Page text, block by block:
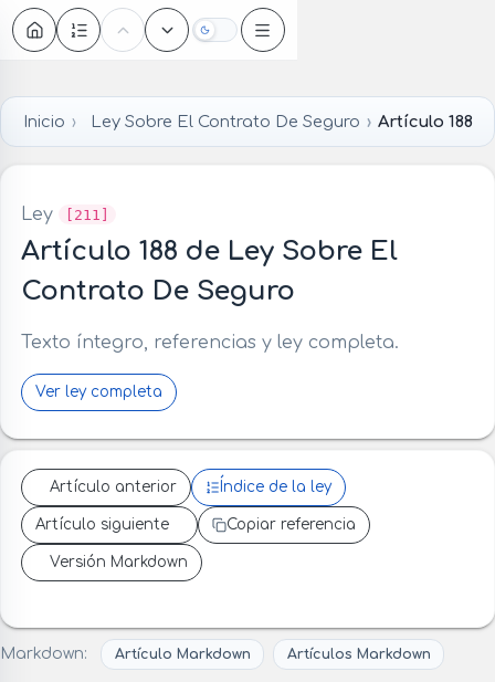
Oscuro
Inicio Ley Sobre El Contrato De Seguro Artículo 188
Ley [211]
Artículo 188 de Ley Sobre El
Contrato De Seguro
Texto íntegro, referencias y ley completa.
Ver ley completa
Artículo anterior Índice de la ley
Artículo siguiente Copiar referencia
Versión Markdown
Markdown: Artículo Markdown Artículos Markdown